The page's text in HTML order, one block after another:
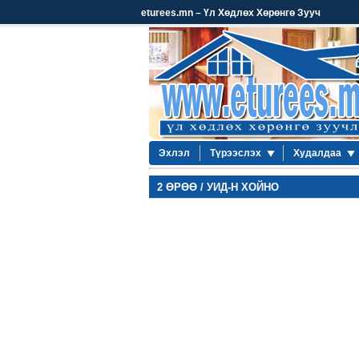
eturees.mn – Үл Хөдлөх Хөрөнгө Зууч
Эхлэл Түрээслэх Худалдаа
2 ӨРӨӨ / УИД-Н ХОЙНО